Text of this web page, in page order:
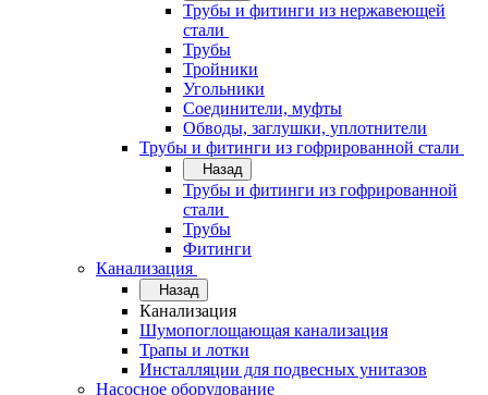
Трубы и фитинги из нержавеющей
стали
Трубы
Тройники
Угольники
Соединители, муфты
Обводы, заглушки, уплотнители
Трубы и фитинги из гофрированной стали
Назад
Трубы и фитинги из гофрированной
стали
Трубы
Фитинги
Канализация
Назад
Канализация
Шумопоглощающая канализация
Трапы и лотки
Инсталляции для подвесных унитазов
Насосное оборудование